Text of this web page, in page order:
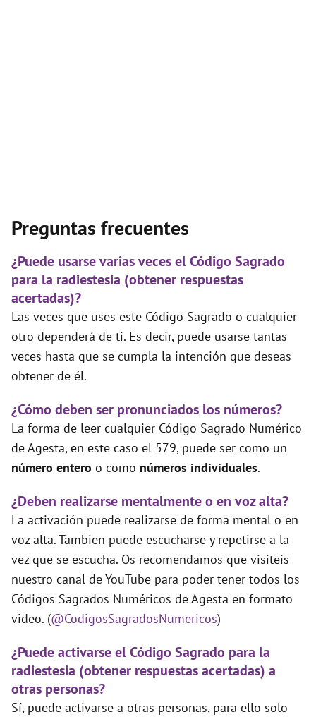
Preguntas frecuentes
¿Puede usarse varias veces el Código Sagrado
para la radiestesia (obtener respuestas
acertadas)?
Las veces que uses este Código Sagrado o cualquier
otro dependerá de ti. Es decir, puede usarse tantas
veces hasta que se cumpla la intención que deseas
obtener de él.
¿Cómo deben ser pronunciados los números?
La forma de leer cualquier Código Sagrado Numérico
de Agesta, en este caso el 579, puede ser como un
número entero o como números individuales.
¿Deben realizarse mentalmente o en voz alta?
La activación puede realizarse de forma mental o en
voz alta. Tambien puede escucharse y repetirse a la
vez que se escucha. Os recomendamos que visiteis
nuestro canal de YouTube para poder tener todos los
Códigos Sagrados Numéricos de Agesta en formato
video. (@CodigosSagradosNumericos)
¿Puede activarse el Código Sagrado para la
radiestesia (obtener respuestas acertadas) a
otras personas?
Sí, puede activarse a otras personas, para ello solo